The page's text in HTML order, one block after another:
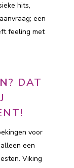
hits,
een
feeling met
? DAT
voor
een
Viking